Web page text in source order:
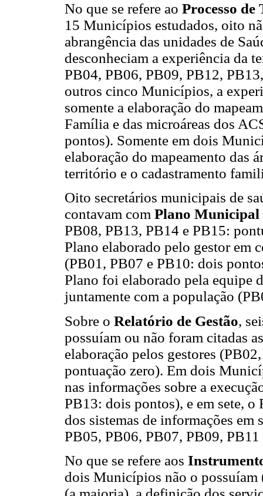
No que se refere ao Processo
15 Municípios estudados, oito
abrangência das unidades de
desconheciam a experiência da
PB04, PB06, PB09, PB12,
outros cinco Municípios, a
somente a elaboração do
Família e das microáreas dos
pontos). Somente em dois
elaboração do mapeamento das
território e o cadastramento
Oito secretários municipais de
contavam com Plano Municipal
PB08, PB13, PB14 e PB15:
Plano elaborado pelo gestor em
(PB01, PB07 e PB10: dois
Plano foi elaborado pela equipe
juntamente com a população
Sobre o Relatório de Gestão,
possuíam ou não foram citadas
elaboração pelos gestores
pontuação zero). Em dois
nas informações sobre a
PB13: dois pontos), e em sete,
dos sistemas de informações em
PB05, PB06, PB07, PB09,
No que se refere aos
dois Municípios não o possuíam